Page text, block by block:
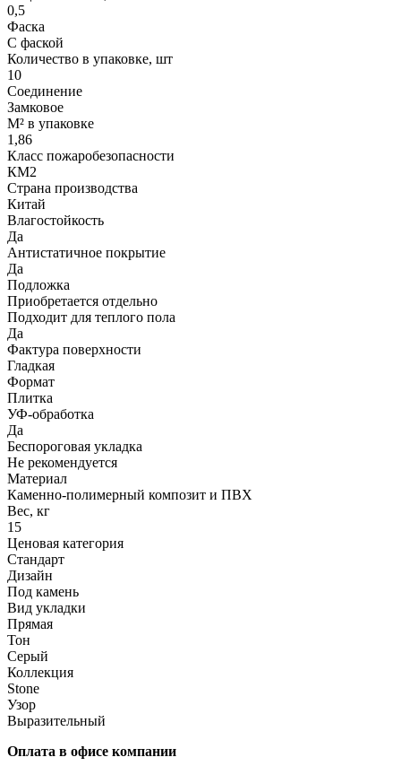
0,5
Фаска
С фаской
Количество в упаковке, шт
10
Соединение
Замковое
М² в упаковке
1,86
Класс пожаробезопасности
КМ2
Страна производства
Китай
Влагостойкость
Да
Антистатичное покрытие
Да
Подложка
Приобретается отдельно
Подходит для теплого пола
Да
Фактура поверхности
Гладкая
Формат
Плитка
УФ-обработка
Да
Беспороговая укладка
Не рекомендуется
Материал
Каменно-полимерный композит и ПВХ
Вес, кг
15
Ценовая категория
Стандарт
Дизайн
Под камень
Вид укладки
Прямая
Тон
Серый
Коллекция
Stone
Узор
Выразительный
Оплата в офисе компании